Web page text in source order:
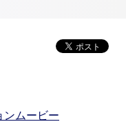
ンムービー